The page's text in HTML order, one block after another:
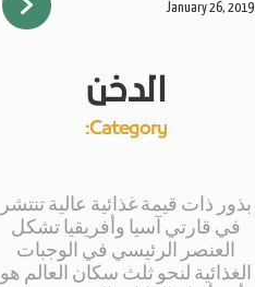
January 26, 2019
الدخن
Category:
بذور ذات قيمة غذائية عالية تنتشر
في قارتي آسيا وأفريقيا تشكل
العنصر الرئيسي في الوجبات
الغذائية لنحو ثلث سكان العالم هو